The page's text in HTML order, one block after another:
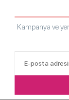
Kampanya ve